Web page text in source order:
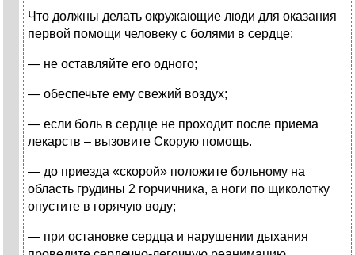
Что должны делать окружающие люди для оказания
первой помощи человеку с болями в сердце:
— не оставляйте его одного;
— обеспечьте ему свежий воздух;
— если боль в сердце не проходит после приема
лекарств – вызовите Скорую помощь.
— до приезда «скорой» положите больному на
область грудины 2 горчичника, а ноги по щиколотку
опустите в горячую воду;
— при остановке сердца и нарушении дыхания